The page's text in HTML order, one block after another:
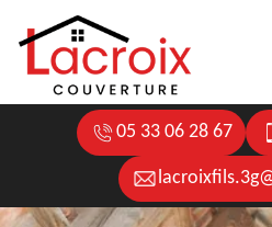
05 33 06 28 67